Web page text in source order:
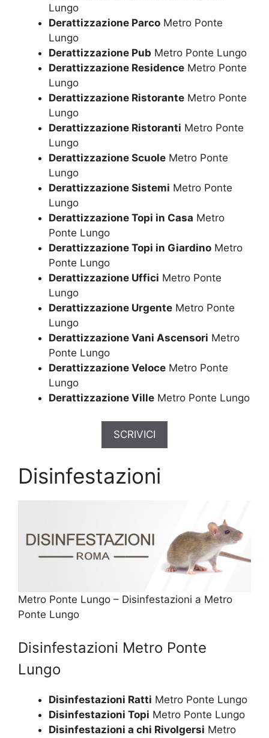
Lungo
Derattizzazione Parco Metro Ponte
Lungo
Derattizzazione Pub Metro Ponte Lungo
Derattizzazione Residence Metro Ponte
Lungo
Derattizzazione Ristorante Metro Ponte
Lungo
Derattizzazione Ristoranti Metro Ponte
Lungo
Derattizzazione Scuole Metro Ponte
Lungo
Derattizzazione Sistemi Metro Ponte
Lungo
Derattizzazione Topi in Casa Metro
Ponte Lungo
Derattizzazione Topi in Giardino Metro
Ponte Lungo
Derattizzazione Uffici Metro Ponte
Lungo
Derattizzazione Urgente Metro Ponte
Lungo
Derattizzazione Vani Ascensori Metro
Ponte Lungo
Derattizzazione Veloce Metro Ponte
Lungo
Derattizzazione Ville Metro Ponte Lungo
SCRIVICI
Disinfestazioni
Metro Ponte Lungo – Disinfestazioni a Metro
Ponte Lungo
Disinfestazioni Metro Ponte
Lungo
Disinfestazioni Ratti Metro Ponte Lungo
Disinfestazioni Topi Metro Ponte Lungo
Disinfestazioni a chi Rivolgersi Metro